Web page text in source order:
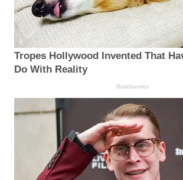
Tropes Hollywood Invented That
Do With Reality
Brainberries